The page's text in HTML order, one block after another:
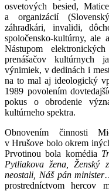
osvetových besied,
a organizácií
záhradkári, invalidi,
spoločensko-kultúrny,
Nástupom
prenášačov kultúrnych
výnimiek, v dedinách i
na to mal aj ideologický
1989 povolením
pokus o obrodenie
kultúrneho spektra.
Obnovením činnosti
v Hrušove bolo okrem
Prvotinou bola komédia
Pytliakova žena,
neostali, Náš pán minister
prostredníctvom hercov